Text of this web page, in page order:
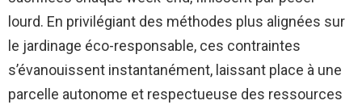
lourd. En privilégiant des méthodes plus alignées sur
le jardinage éco-responsable, ces contraintes
s’évanouissent instantanément, laissant place à une
parcelle autonome et respectueuse des ressources